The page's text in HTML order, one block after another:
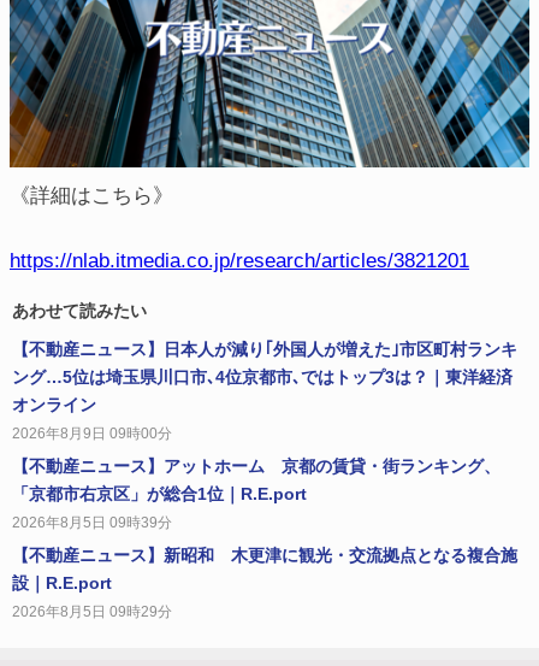
《詳細はこちら》
https://nlab.itmedia.co.jp/research/articles/3821201
あわせて読みたい
【不動産ニュース】日本人が減り｢外国人が増えた｣市区町村ランキ
ング…5位は埼玉県川口市､4位京都市､ではトップ3は？｜東洋経済
オンライン
2026年8月9日 09時00分
【不動産ニュース】アットホーム 京都の賃貸・街ランキング、
「京都市右京区」が総合1位｜R.E.port
2026年8月5日 09時39分
【不動産ニュース】新昭和 木更津に観光・交流拠点となる複合施
設｜R.E.port
2026年8月5日 09時29分